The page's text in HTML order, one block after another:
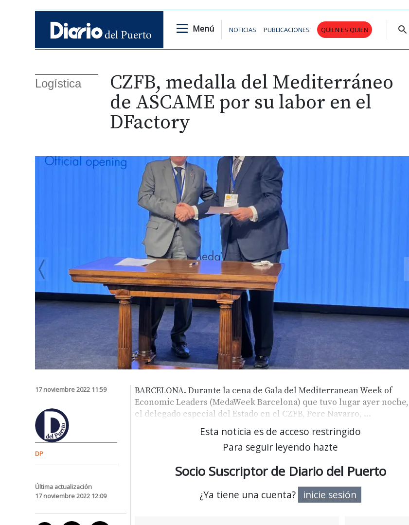
Menú NOTICIAS PUBLICACIONES QUIEN ES QUIEN
Logística
CZFB, medalla del Mediterráneo
de ASCAME por su labor en el
DFactory
17 noviembre 2022 11:59
DP
Última actualización
17 noviembre 2022 12:09
BARCELONA. Durante la cena de Gala del Mediterranean Week of
Economic Leaders (MedaWeek Barcelona) que tuvo lugar ayer noche,
el delegado especial del Estado en el CZFB, Pere Navarro, ...
Esta noticia es de acceso restringido
Para seguir leyendo hazte
Socio Suscriptor de Diario del Puerto
¿Ya tiene una cuenta? inicie sesión